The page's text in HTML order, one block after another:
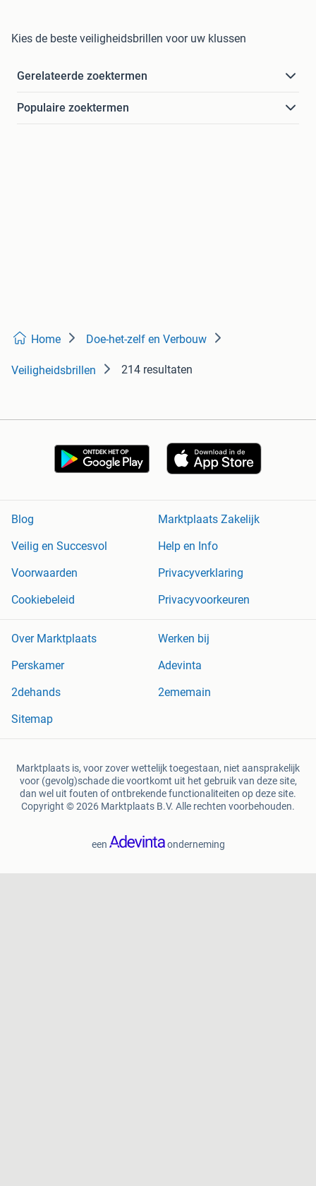
Kies de beste veiligheidsbrillen voor uw klussen
Gerelateerde zoektermen
Populaire zoektermen
Home Doe-het-zelf en Verbouw
Veiligheidsbrillen 214 resultaten
Blog
Marktplaats Zakelijk
Veilig en Succesvol
Help en Info
Voorwaarden
Privacyverklaring
Cookiebeleid
Privacyvoorkeuren
Over Marktplaats
Werken bij
Perskamer
Adevinta
2dehands
2ememain
Sitemap
Marktplaats is, voor zover wettelijk toegestaan, niet aansprakelijk
voor (gevolg)schade die voortkomt uit het gebruik van deze site,
dan wel uit fouten of ontbrekende functionaliteiten op deze site.
Copyright © 2026 Marktplaats B.V. Alle rechten voorbehouden.
een onderneming